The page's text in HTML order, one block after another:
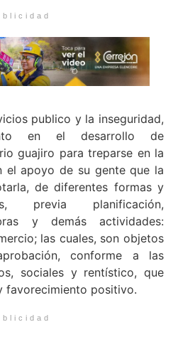
publico y la inseguridad,
en el desarrollo de
guajiro para treparse en la
el apoyo de su gente que la
de diferentes formas y
previa planificación,
y demás actividades:
las cuales, son objetos
conforme a las
sociales y rentístico, que
favorecimiento positivo.